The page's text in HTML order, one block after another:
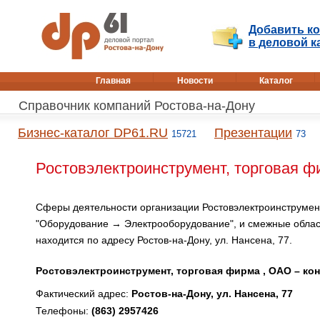
Добавить
в деловой
Главная Новости Каталог
Справочник компаний Ростова-на-Дону
Бизнес-каталог DP61.RU 15721 Презентации 73
Ростовэлектроинструмент,
Сферы деятельности организации
"Оборудование → Электрооборудование", и смежные
находится по адресу Ростов-на-Дону, ул. Нансена, 77.
Ростовэлектроинструмент, торговая фирма , ОАО –
Фактический адрес: Ростов-на-Дону, ул. Нансена, 77
Телефоны: (863) 2957426